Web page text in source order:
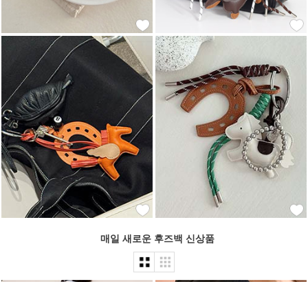
매일 새로운 후즈백 신상품